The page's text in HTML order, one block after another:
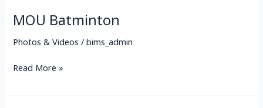
MOU Batminton
Photos & Videos /bims_admin
Read More »